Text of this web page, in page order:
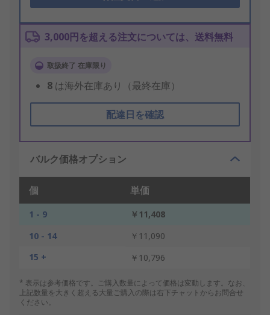
3,000円を超える注文については、送料無料
取扱終了 在庫限り
8 は海外在庫あり（最終在庫）
配達日を確認
バルク価格オプション
個 単価
1 - 9
￥11,408
10 - 14
￥11,090
15 +
￥10,796
* 表示は参考価格です。ご購入数量によって価格は変動します。なお、
上記数量を大きく超える大量ご購入の際は右下チャットからお問合せ
ください。